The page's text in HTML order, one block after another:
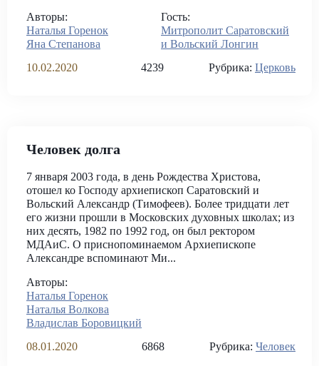
Авторы:
Наталья Горенок
Яна Степанова
Гость:
Митрополит Саратовский
и Вольский Лонгин
10.02.2020
4239 Рубрика: Церковь
Человек долга
7 января 2003 года, в день Рождества Христова,
отошел ко Господу архиепископ Саратовский и
Вольский Александр (Тимофеев). Более тридцати лет
его жизни прошли в Московских духовных школах; из
них десять, 1982 по 1992 год, он был ректором
МДАиС. О приснопоминаемом Архиепископе
Александре вспоминают Ми...
Авторы:
Наталья Горенок
Наталья Волкова
Владислав Боровицкий
08.01.2020
6868 Рубрика: Человек